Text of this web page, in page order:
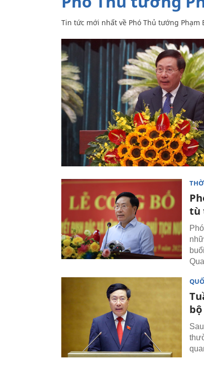
Tin tức mới nhất về Phó Thủ tướng Phạm
tù